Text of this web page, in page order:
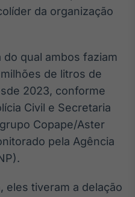
IA
BroadFast
Em breve
da organização
qual ambos faziam
de litros de
2023, conforme
Civil e Secretaria
Copape/Aster
pela Agência
eles tiveram a delação